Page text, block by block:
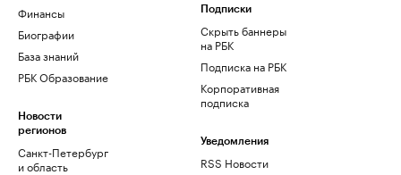
Финансы
Биографии
База знаний
РБК Образование
Новости
регионов
Санкт-Петербург
и область
Подписки
Скрыть баннеры
на РБК
Подписка на РБК
Корпоративная
подписка
Уведомления
RSS Новости